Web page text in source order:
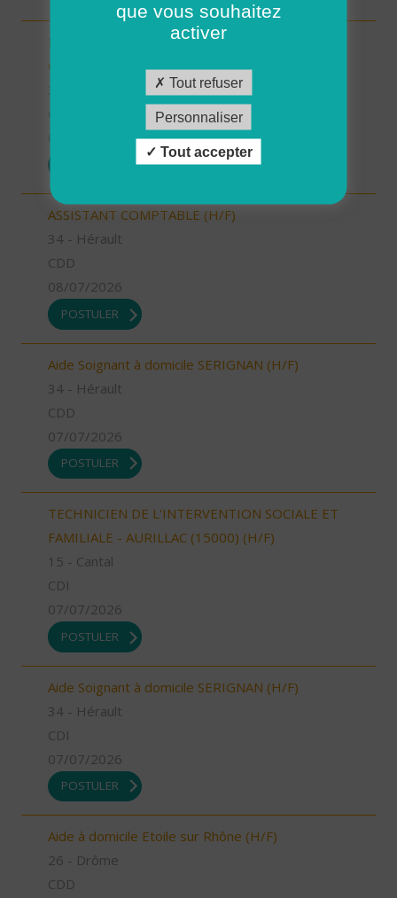
INTERVENANT.E A DOMICILE (CDI) - PLELAN LE
GRAND (H/F)
ASSISTANT COMPTABLE (H/F)
34 - Hérault
CDD
08/07/2026
POSTULER
Aide Soignant à domicile SERIGNAN (H/F)
34 - Hérault
CDD
07/07/2026
POSTULER
TECHNICIEN DE L'INTERVENTION SOCIALE ET
FAMILIALE - AURILLAC (15000) (H/F)
15 - Cantal
CDI
07/07/2026
POSTULER
Aide Soignant à domicile SERIGNAN (H/F)
34 - Hérault
CDI
07/07/2026
POSTULER
Aide à domicile Etoile sur Rhône (H/F)
26 - Drôme
CDD
que vous souhaitez
activer
Tout refuser
Personnaliser
Tout accepter